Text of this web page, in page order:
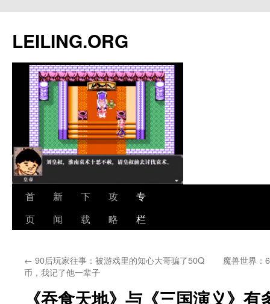
文
LEILING.ORG
首
页
新
闻
下
载
攻
略
专
栏
← 90后玩家往事：被游戏里的知心大哥骗了50Q
币，我记了他一辈子
魔兽世界：
《吞食天地》与《三国演义》